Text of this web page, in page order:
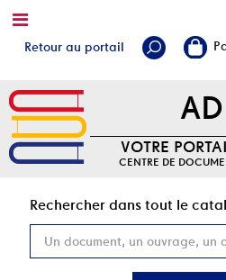
Retour au portail
VOTRE
CENTRE DE
Rechercher dans tout le